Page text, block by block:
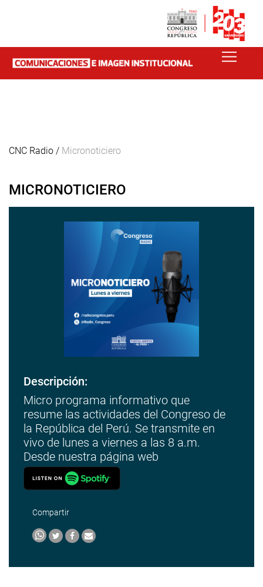
CNC Radio / Micronoticiero
MICRONOTICIERO
Descripción:
Micro programa informativo que
resume las actividades del Congreso de
la República del Perú. Se transmite en
vivo de lunes a viernes a las 8 a.m.
Desde nuestra página web
Compartir